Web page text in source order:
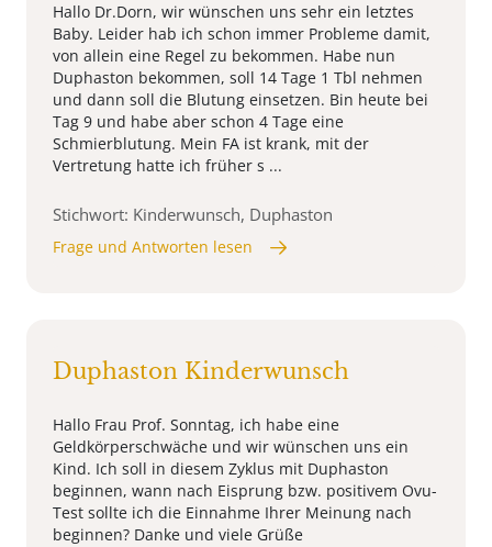
Hallo Dr.Dorn, wir wünschen uns sehr ein letztes
Baby. Leider hab ich schon immer Probleme damit,
von allein eine Regel zu bekommen. Habe nun
Duphaston bekommen, soll 14 Tage 1 Tbl nehmen
und dann soll die Blutung einsetzen. Bin heute bei
Tag 9 und habe aber schon 4 Tage eine
Schmierblutung. Mein FA ist krank, mit der
Vertretung hatte ich früher s ...
Stichwort: Kinderwunsch, Duphaston
Frage und Antworten lesen
Duphaston Kinderwunsch
Hallo Frau Prof. Sonntag, ich habe eine
Geldkörperschwäche und wir wünschen uns ein
Kind. Ich soll in diesem Zyklus mit Duphaston
beginnen, wann nach Eisprung bzw. positivem Ovu-
Test sollte ich die Einnahme Ihrer Meinung nach
beginnen? Danke und viele Grüße